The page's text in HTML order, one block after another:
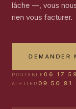
lâche —, vous
rien vous facturer.
DEMANDER
PORTABLE06 17
ATELIER 09 50 91